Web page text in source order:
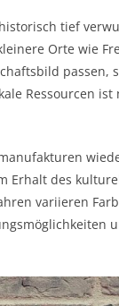
tief
Orte wie
passen,
Ressourcen
Erhalt des
variieren